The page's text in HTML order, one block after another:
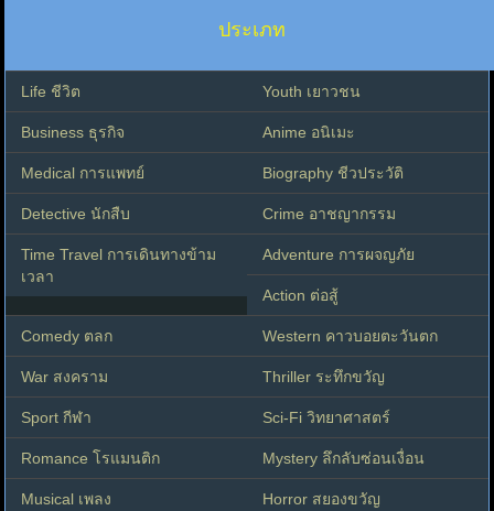
ประเภท
Life ชีวิต Youth เยาวชน
Business ธุรกิจ Anime อนิเมะ
Medical การแพทย์ Biography ชีวประวัติ
Detective นักสืบ Crime อาชญากรรม
Time Travel การเดินทางข้าม
เวลา
Adventure การผจญภัย
Action ต่อสู้
Comedy ตลก Western คาวบอยตะวันตก
War สงคราม Thriller ระทึกขวัญ
Sport กีฬา Sci-Fi วิทยาศาสตร์
Romance โรแมนติก Mystery ลึกลับซ่อนเงื่อน
Musical เพลง Horror สยองขวัญ